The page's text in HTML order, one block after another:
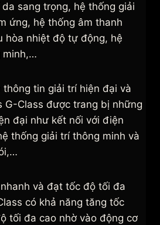
sang trọng, hệ thống giải
ứng, hệ thống âm thanh
hòa nhiệt độ tự động, hệ
minh,…
tin giải trí hiện đại và
G-Class được trang bị những
đại như kết nối với điện
thống giải trí thông minh và
và đạt tốc độ tối đa
có khả năng tăng tốc
tối đa cao nhờ vào động cơ